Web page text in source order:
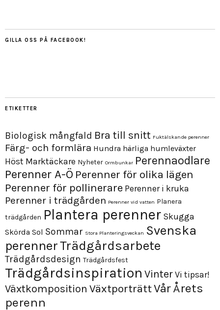
GILLA OSS PÅ FACEBOOK!
ETIKETTER
Biologisk mångfald Bra till snitt Fuktälskande perenner
Färg- och formlära Hundra härliga humleväxter
Höst Marktäckare Nyheter Ormbunkar Perennaodlare
Perenner A-Ö Perenner för olika lägen
Perenner för pollinerare Perenner i kruka
Perenner i trädgården Perenner vid vatten Planera
trädgården Plantera perenner Skugga
Skörda Sol Sommar Stora Planteringsveckan Svenska
perennerTrädgårdsarbete
Trädgårdsdesign Trädgårdsfest
Trädgårdsinspiration VinterVi tipsar!
Växtkomposition VäxtporträttVårÅrets
perenn